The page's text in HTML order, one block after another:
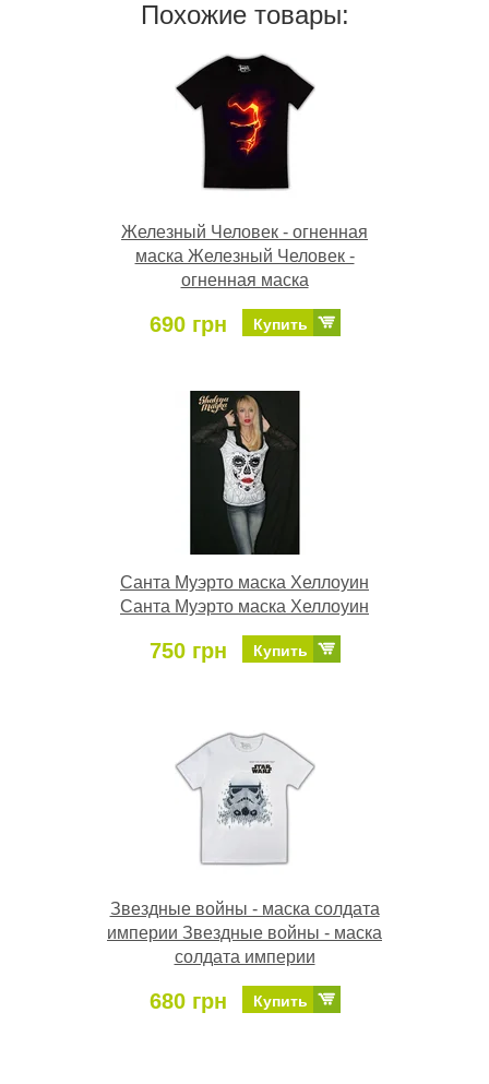
Похожие товары:
Железный Человек - огненная
маска Железный Человек -
огненная маска
690 грн Купить
Санта Муэрто маска Хеллоуин
Санта Муэрто маска Хеллоуин
750 грн Купить
Звездные войны - маска солдата
империи Звездные войны - маска
солдата империи
680 грн Купить